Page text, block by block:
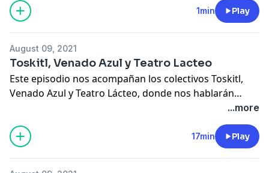
1min Play
August 09, 2021
Toskitl, Venado Azul y Teatro Lacteo
Este episodio nos acompañan los colectivos Toskitl,
Venado Azul y Teatro Lácteo, donde nos hablarán
...more
17min Play